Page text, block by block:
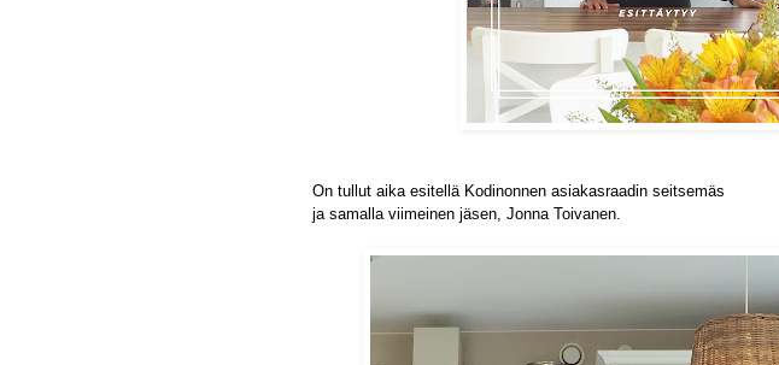
On tullut aika esitellä Kodinonnen asiakasraadin seitsemäs
ja samalla viimeinen jäsen, Jonna Toivanen.